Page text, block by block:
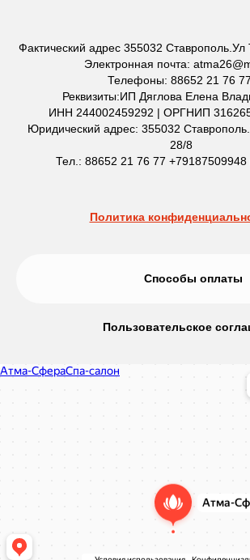
Фактический адрес 355032 Ставрополь.Ул
Электронная почта:
Телефоны: 88652 21 76
Реквизиты:ИП Дяглова Елена
ИНН 244002459292 | ОРГНИП
Юридический адрес: 355032
28/8
Тел.: 88652 21 76 77 +79187509948
Политика
Способы оплаты
Пользовательское